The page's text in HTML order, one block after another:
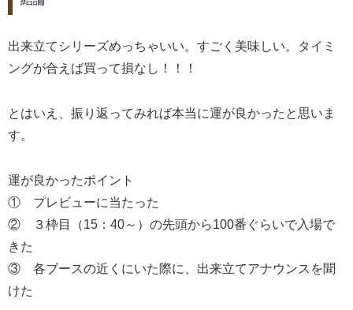
出来立てシリーズめっちゃいい。すごく美味しい。タイミ
ングが合えば買って損なし！！！
とはいえ、振り返ってみれば本当に運が良かったと思いま
す。
運が良かったポイント
① プレビューに当たった
② ３枠目（15：40～）の先頭から100番ぐらいで入場で
きた
③ 各ブースの近くにいた際に、出来立てアナウンスを聞
けた